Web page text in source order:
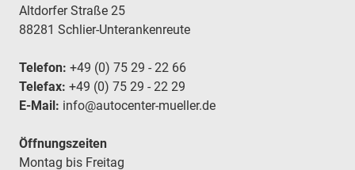
Altdorfer Straße 25
88281 Schlier-Unterankenreute
Telefon: +49 (0) 75 29 - 22 66
Telefax: +49 (0) 75 29 - 22 29
E-Mail: info@autocenter-mueller.de
Öffnungszeiten
Montag bis Freitag